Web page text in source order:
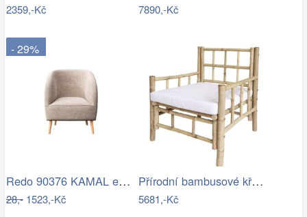
2359,-Kč 7890,-Kč
- 29%
Redo 90376 KAMAL exteriérové nástěnné…
28,-1523,-Kč
Přírodní bambusové křeslo Bamboo Lyon -…
5681,-Kč